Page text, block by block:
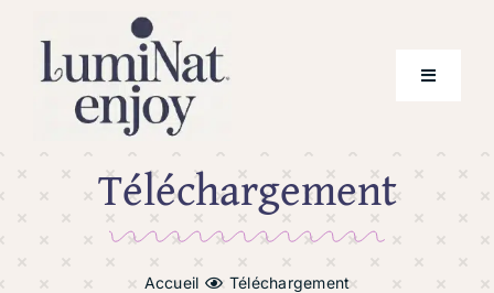
content
Toggle
PrestationsTéléchargement
Accueil Téléchargement